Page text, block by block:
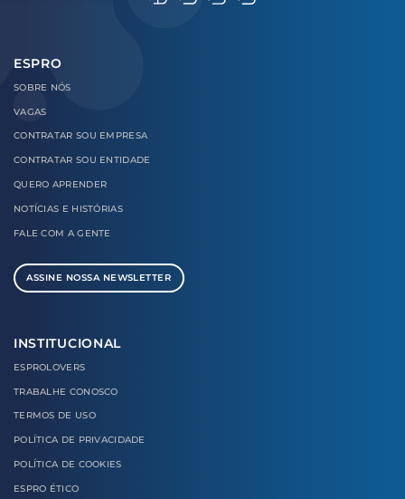
ESPRO
SOBRE NÓS
VAGAS
CONTRATAR SOU EMPRESA
CONTRATAR SOU ENTIDADE
QUERO APRENDER
NOTÍCIAS E HISTÓRIAS
FALE COM A GENTE
ASSINE NOSSA NEWSLETTER
INSTITUCIONAL
ESPROLOVERS
TRABALHE CONOSCO
TERMOS DE USO
POLÍTICA DE PRIVACIDADE
POLÍTICA DE COOKIES
ESPRO ÉTICO